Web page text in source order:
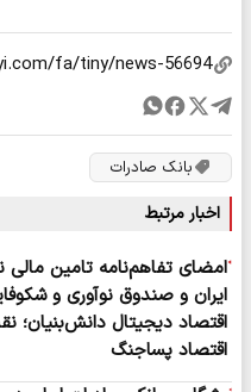
بانک صادرات
اخبار مرتبط
امضای تفاهم‌نامه تامین
ایران و صندوق نوآوری و
اقتصاد دیجیتال
اقتصاد پساجنگ